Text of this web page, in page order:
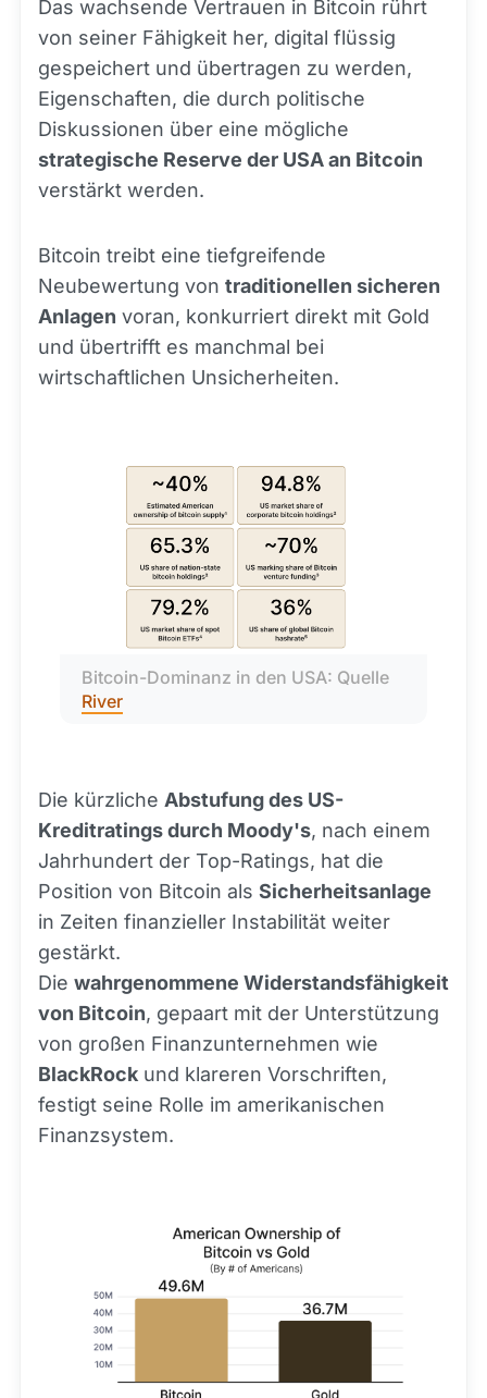
Das wachsende Vertrauen in Bitcoin rührt
von seiner Fähigkeit her, digital flüssig
gespeichert und übertragen zu werden,
Eigenschaften, die durch politische
Diskussionen über eine mögliche
strategische Reserve der USA an Bitcoin
verstärkt werden.
Bitcoin treibt eine tiefgreifende
Neubewertung von traditionellen sicheren
Anlagen voran, konkurriert direkt mit Gold
und übertrifft es manchmal bei
wirtschaftlichen Unsicherheiten.
River
Die kürzliche Abstufung des US-
Kreditratings durch Moody's, nach einem
Jahrhundert der Top-Ratings, hat die
Position von Bitcoin als Sicherheitsanlage
in Zeiten finanzieller Instabilität weiter
gestärkt.
Die wahrgenommene Widerstandsfähigkeit
von Bitcoin, gepaart mit der Unterstützung
von großen Finanzunternehmen wie
BlackRock und klareren Vorschriften,
festigt seine Rolle im amerikanischen
Finanzsystem.